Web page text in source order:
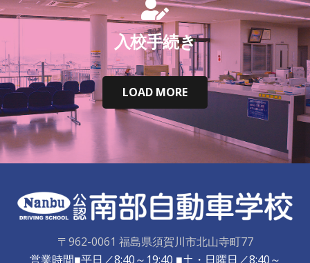
入校手続き
LOAD MORE
〒962-0061 福島県須賀川市北山寺町77
営業時間■平日／8:40～19:40 ■土・日曜日／8:40～